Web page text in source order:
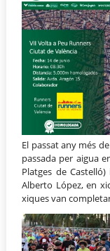
El passat any més
passada per aigua
Platges de
Alberto López, en
xiques van